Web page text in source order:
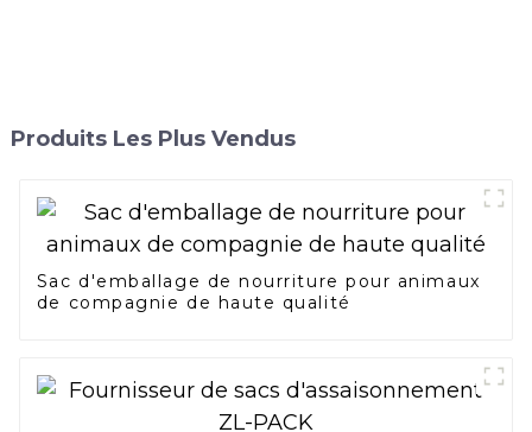
Produits Les Plus Vendus
Sac d'emballage de nourriture pour animaux
de compagnie de haute qualité